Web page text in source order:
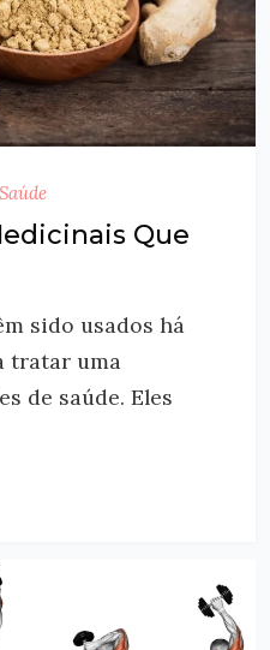
Saúde
Que
sido usados há
tratar uma
de saúde. Eles